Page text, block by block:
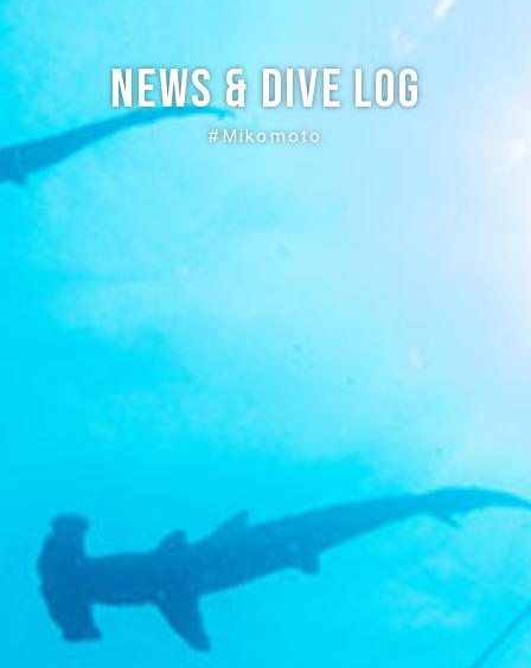
News & Dive Log
#Mikomoto